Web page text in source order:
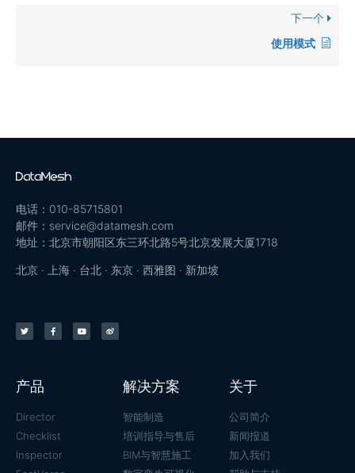
下一个
使用模式
电话：010-85715801
邮件：service@datamesh.com
地址：北京市朝阳区东三环北路5号北京发展大厦1718
北京 · 上海 · 台北 · 东京 · 西雅图 · 新加坡
产品
Director
Checklist
Inspector
解决方案
智能制造
培训指导与售后
BIM与智慧施工
关于
公司简介
新闻报道
加入我们